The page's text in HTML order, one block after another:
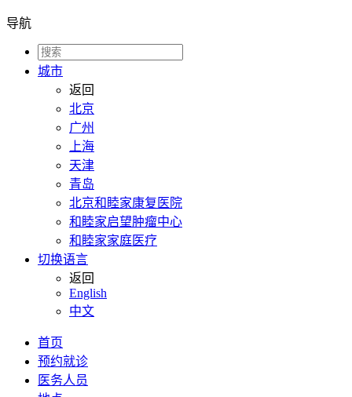
导航
城市
返回
北京
广州
上海
天津
青岛
北京和睦家康复医院
和睦家启望肿瘤中心
和睦家家庭医疗
切换语言
返回
English
中文
首页
预约就诊
医务人员